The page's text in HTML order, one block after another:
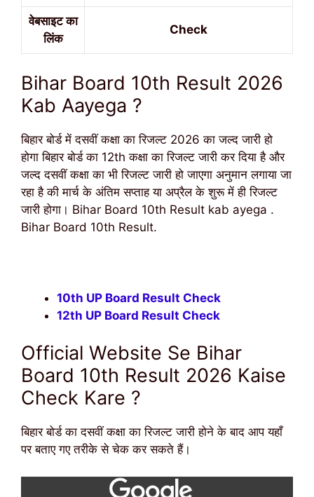
वेबसाइट का
लिंक
Check
Bihar Board 10th Result 2026
Kab Aayega ?
बिहार बोर्ड में दसवीं कक्षा का रिजल्ट 2026 का जल्द जारी हो
होगा बिहार बोर्ड का 12th कक्षा का रिजल्ट जारी कर दिया है और
जल्द दसवीं कक्षा का भी रिजल्ट जारी हो जाएगा अनुमान लगाया जा
रहा है की मार्च के अंतिम सप्ताह या अप्रैल के शुरू में ही रिजल्ट
जारी होगा। Bihar Board 10th Result kab ayega .
Bihar Board 10th Result.
10th UP Board Result Check
12th UP Board Result Check
Official Website Se Bihar
Board 10th Result 2026 Kaise
Check Kare ?
बिहार बोर्ड का दसवीं कक्षा का रिजल्ट जारी होने के बाद आप यहाँ
पर बताए गए तरीके से चेक कर सकते हैं।